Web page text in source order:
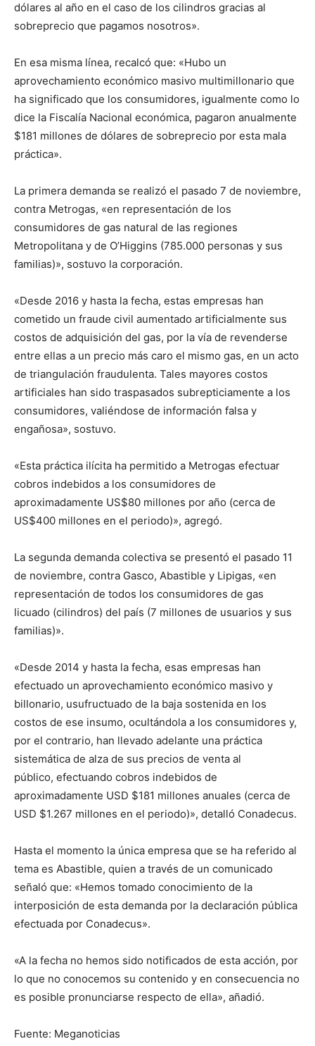
dólares al año en el caso de los cilindros gracias al
sobreprecio que pagamos nosotros».
En esa misma línea, recalcó que: «Hubo un
aprovechamiento económico masivo multimillonario que
ha significado que los consumidores, igualmente como lo
dice la Fiscalía Nacional económica, pagaron anualmente
$181 millones de dólares de sobreprecio por esta mala
práctica».
La primera demanda se realizó el pasado 7 de noviembre,
contra Metrogas, «en representación de los
consumidores de gas natural de las regiones
Metropolitana y de O’Higgins (785.000 personas y sus
familias)», sostuvo la corporación.
«Desde 2016 y hasta la fecha, estas empresas han
cometido un fraude civil aumentado artificialmente sus
costos de adquisición del gas, por la vía de revenderse
entre ellas a un precio más caro el mismo gas, en un acto
de triangulación fraudulenta. Tales mayores costos
artificiales han sido traspasados subrepticiamente a los
consumidores, valiéndose de información falsa y
engañosa», sostuvo.
«Esta práctica ilícita ha permitido a Metrogas efectuar
cobros indebidos a los consumidores de
aproximadamente US$80 millones por año (cerca de
US$400 millones en el periodo)», agregó.
La segunda demanda colectiva se presentó el pasado 11
de noviembre, contra Gasco, Abastible y Lipigas, «en
representación de todos los consumidores de gas
licuado (cilindros) del país (7 millones de usuarios y sus
familias)».
«Desde 2014 y hasta la fecha, esas empresas han
efectuado un aprovechamiento económico masivo y
billonario, usufructuado de la baja sostenida en los
costos de ese insumo, ocultándola a los consumidores y,
por el contrario, han llevado adelante una práctica
sistemática de alza de sus precios de venta al
público, efectuando cobros indebidos de
aproximadamente USD $181 millones anuales (cerca de
USD $1.267 millones en el periodo)», detalló Conadecus.
Hasta el momento la única empresa que se ha referido al
tema es Abastible, quien a través de un comunicado
señaló que: «Hemos tomado conocimiento de la
interposición de esta demanda por la declaración pública
efectuada por Conadecus».
«A la fecha no hemos sido notificados de esta acción, por
lo que no conocemos su contenido y en consecuencia no
es posible pronunciarse respecto de ella», añadió.
Fuente: Meganoticias